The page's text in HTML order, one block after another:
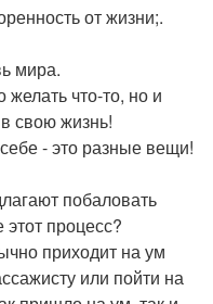
от жизни;.
мира.
что-то, но и
свою жизнь!
- это разные вещи!
побаловать
процесс?
приходит на ум
или пойти на